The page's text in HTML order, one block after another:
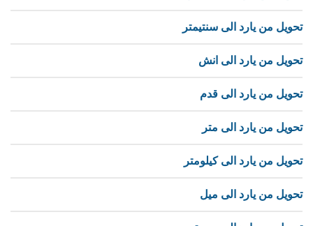
تحويل من يارد الى سنتيمتر
تحويل من يارد الى انش
تحويل من يارد الى قدم
تحويل من يارد الى متر
تحويل من يارد الى كيلومتر
تحويل من يارد الى ميل